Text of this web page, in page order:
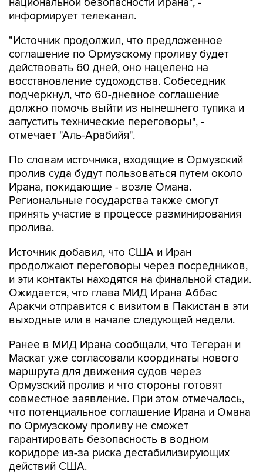
информирует телеканал.
"Источник продолжил, что предложенное
соглашение по Ормузскому проливу будет
действовать 60 дней, оно нацелено на
восстановление судоходства. Собеседник
подчеркнул, что 60-дневное соглашение
должно помочь выйти из нынешнего тупика и
запустить технические переговоры", -
отмечает "Аль-Арабийя".
По словам источника, входящие в Ормузский
пролив суда будут пользоваться путем около
Ирана, покидающие - возле Омана.
Региональные государства также смогут
принять участие в процессе разминирования
пролива.
Источник добавил, что США и Иран
продолжают переговоры через посредников,
и эти контакты находятся на финальной стадии.
Ожидается, что глава МИД Ирана Аббас
Аракчи отправится с визитом в Пакистан в эти
выходные или в начале следующей недели.
Ранее в МИД Ирана сообщали, что Тегеран и
Маскат уже согласовали координаты нового
маршрута для движения судов через
Ормузский пролив и что стороны готовят
совместное заявление. При этом отмечалось,
что потенциальное соглашение Ирана и Омана
по Ормузскому проливу не сможет
гарантировать безопасность в водном
коридоре из-за риска дестабилизирующих
действий США.